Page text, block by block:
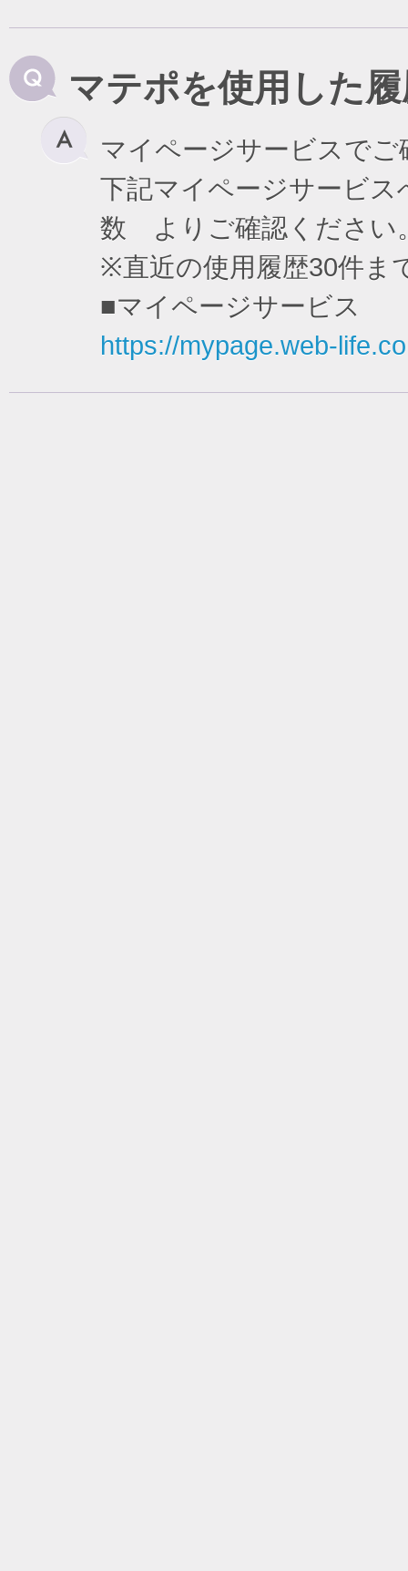
マテポを使用した
マイページサービスで
下記マイページサービ
数 よりご確認ください
※直近の使用履歴30件ま
■マイページサービス
https://mypage.web-